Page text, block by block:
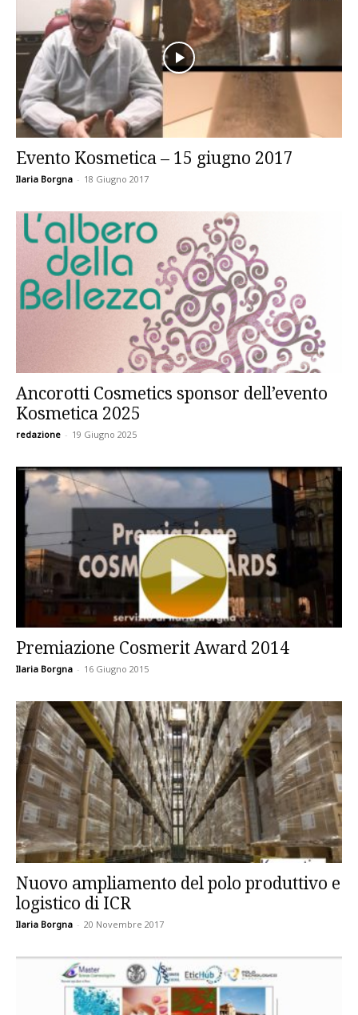
Evento Kosmetica – 15 giugno 2017
Ilaria Borgna - 18 Giugno 2017
Ancorotti Cosmetics sponsor dell’evento
Kosmetica 2025
redazione - 19 Giugno 2025
Premiazione Cosmerit Award 2014
Ilaria Borgna - 16 Giugno 2015
Nuovo ampliamento del polo produttivo e
logistico di ICR
Ilaria Borgna - 20 Novembre 2017